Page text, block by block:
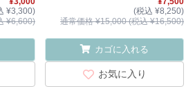
¥3,300)
¥6,600)
(税込 ¥8,250)
通常価格 ¥15,000 (税込 ¥16,500)
カゴに入れる
お気に入り